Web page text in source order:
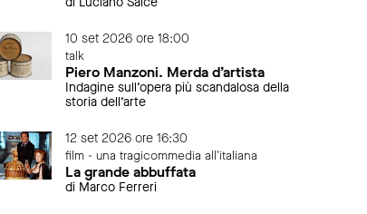
10 set 2026 ore 18:00
talk
Piero Manzoni. Merda d’artista
Indagine sull’opera più scandalosa della
storia dell’arte
12 set 2026 ore 16:30
film - una tragicommedia all'italiana
La grande abbuffata
di Marco Ferreri